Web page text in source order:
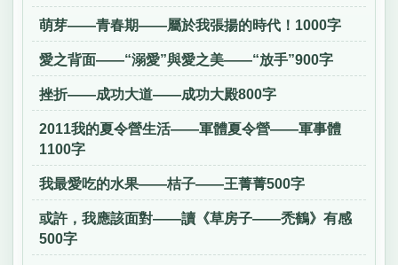
萌芽——青春期——屬於我張揚的時代！1000字
愛之背面——“溺愛”與愛之美——“放手”900字
挫折——成功大道——成功大殿800字
2011我的夏令營生活——軍體夏令營——軍事體
1100字
我最愛吃的水果——桔子——王菁菁500字
或許，我應該面對——讀《草房子——禿鶴》有感
500字